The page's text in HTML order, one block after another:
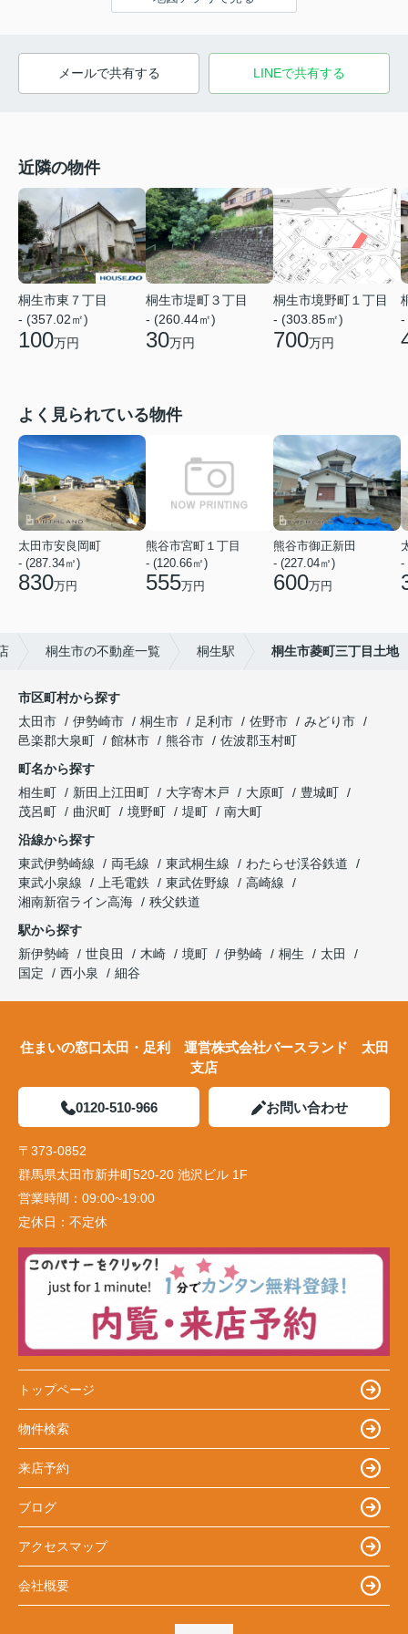
メールで共有する LINEで共有する
近隣の物件
桐生市東７丁目
- (357.02㎡)
100万円
桐生市堤町３丁目
- (260.44㎡)
30万円
桐生市境野町１丁目
- (303.85㎡)
700万円
-
よく見られている物件
太田市安良岡町
- (287.34㎡)
830万円
熊谷市宮町１丁目
- (120.66㎡)
555万円
熊谷市御正新田
- (227.04㎡)
600万円
-
桐生市の不動産一覧 桐生駅 桐生市菱町三丁目土地
市区町村から探す
太田市
伊勢崎市 桐生市 足利市 佐野市
みどり市
邑楽郡大泉町
館林市 熊谷市
佐波郡玉村町
町名から探す
相生町
新田上江田町 大字寄木戸 大原町
豊城町
茂呂町
曲沢町 境野町 堤町
南大町
沿線から探す
東武伊勢崎線
両毛線 東武桐生線
わたらせ渓谷鉄道
東武小泉線
上毛電鉄 東武佐野線
高崎線
湘南新宿ライン高海
秩父鉄道
駅から探す
新伊勢崎
世良田 木崎 境町 伊勢崎 桐生
太田
国定
西小泉 細谷
住まいの窓口太田・足利 運営株式会社バースランド 太田
支店
0120-510-966 お問い合わせ
〒373-0852
群馬県太田市新井町520-20 池沢ビル 1F
営業時間： 09:00~19:00
定休日： 不定休
トップページ
物件検索
来店予約
ブログ
アクセスマップ
会社概要